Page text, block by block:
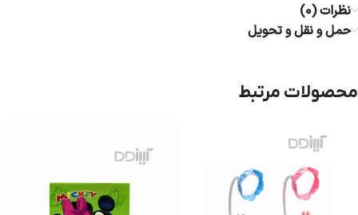
نظرات (0)
حمل و نقل و تحویل
محصولات مرتبط